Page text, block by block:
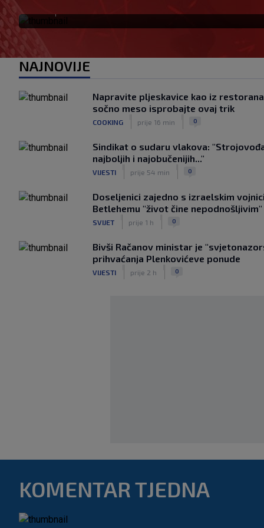
NAJNOVIJE
Napravite pljeskavice kao iz
sočno meso isprobajte ovaj trik
COOKING prije 16 min 0
Sindikat o sudaru vlakova:
najboljih i najobučenijih..."
VIJESTI prije 54 min 0
Doseljenici zajedno s izraelskim
Betlehemu "život čine nepodnošljivim"
SVIJET prije 1 h 0
Bivši Račanov ministar je
prihvaćanja Plenkovićeve ponude
VIJESTI prije 2 h 0
KOMENTAR TJEDNA